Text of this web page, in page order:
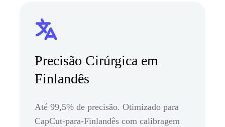
Precisão Cirúrgica em
Finlandês
Até 99,5% de precisão. Otimizado para
CapCut-para-Finlandês com calibragem